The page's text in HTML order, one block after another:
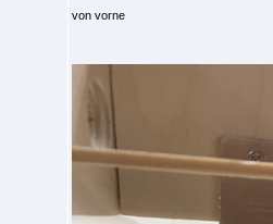
von vorne